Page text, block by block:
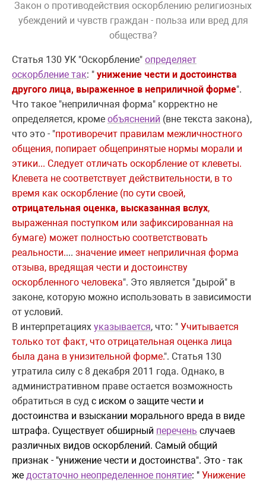
Закон о противодействия оскорблению религиозных
убеждений и чувств граждан - польза или вред для
общества?
Статья 130 УК "Оскорбление" определяет
оскорбление так: " унижение чести и достоинства
другого лица, выраженное в неприличной форме".
Что такое "неприличная форма" корректно не
определяется, кроме объяснений (вне текста закона),
что это - "противоречит правилам межличностного
общения, попирает общепринятые нормы морали и
этики... Следует отличать оскорбление от клеветы.
Клевета не соответствует действительности, в то
время как оскорбление (по сути своей,
отрицательная оценка, высказанная вслух,
выраженная поступком или зафиксированная на
бумаге) может полностью соответствовать
реальности.... значение имеет неприличная форма
отзыва, вредящая чести и достоинству
оскорбленного человека". Это является "дырой" в
законе, которую можно использовать в зависимости
от условий.
В интерпретациях указывается, что: " Учитывается
только тот факт, что отрицательная оценка лица
была дана в унизительной форме.". Статья 130
утратила силу с 8 декабря 2011 года. Однако, в
административном праве остается возможность
обратиться в суд с иском о защите чести и
достоинства и взыскании морального вреда в виде
штрафа. Существует обширный перечень случаев
различных видов оскорблений. Самый общий
признак - "унижение чести и достоинства". Это - так
же достаточно неопределенное понятие: " Унижение